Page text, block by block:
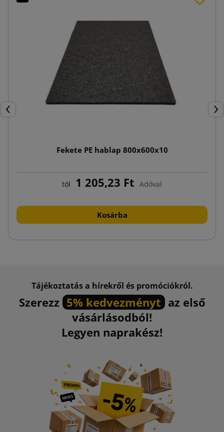
Előző
Fekete PE hablap 800x600x10
tól 1 205,23 Ft Adóval
Kosárba
Tájékoztatás a hírekről és promóciókról.
Szerezz 5% kedvezményt az első
vásárlásodból!
Legyen naprakész!